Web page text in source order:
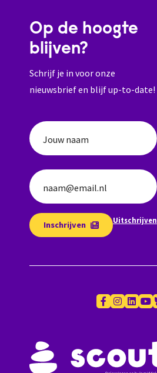
Op de hoogte
blijven?
Schrijf je in voor onze
nieuwsbrief en blijf up-to-date!
Jouw naam
naam@email.nl
Inschrijven Uitschrijven